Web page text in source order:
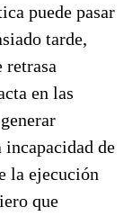
puede pasar
tarde,
retrasa
en las
de
la ejecución
que